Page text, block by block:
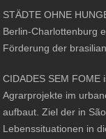
STÄDTE OHNE
Berlin-Charlottenburg
Förderung der
CIDADES SEM
Agrarprojekte im
aufbaut. Ziel der in
Lebenssituationen in